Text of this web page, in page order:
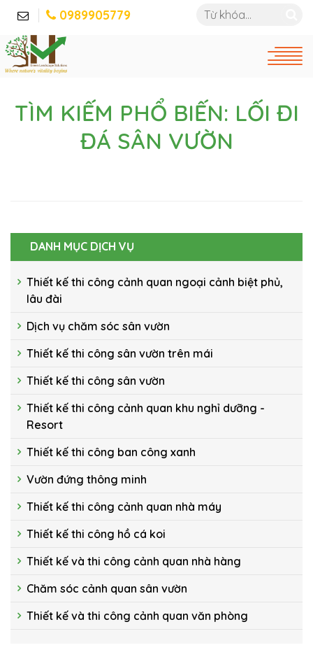
0989905779
TÌM KIẾM PHỔ BIẾN: LỐI ĐI
ĐÁ SÂN VƯỜN
DANH MỤC DỊCH VỤ
Thiết kế thi công cảnh quan ngoại cảnh biệt phủ,
lâu đài
Dịch vụ chăm sóc sân vườn
Thiết kế thi công sân vườn trên mái
Thiết kế thi công sân vườn
Thiết kế thi công cảnh quan khu nghỉ dưỡng -
Resort
Thiết kế thi công ban công xanh
Vườn đứng thông minh
Thiết kế thi công cảnh quan nhà máy
Thiết kế thi công hồ cá koi
Thiết kế và thi công cảnh quan nhà hàng
Chăm sóc cảnh quan sân vườn
Thiết kế và thi công cảnh quan văn phòng